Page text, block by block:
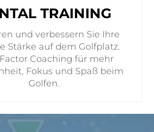
TRAINING
und verbessern Sie Ihre
Stärke auf dem Golfplatz.
Coaching für mehr
Fokus und Spaß beim
Golfen.